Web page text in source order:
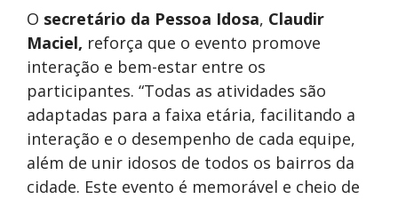
O secretário da Pessoa Idosa, Claudir
Maciel, reforça que o evento promove
interação e bem-estar entre os
participantes. “Todas as atividades são
adaptadas para a faixa etária, facilitando a
interação e o desempenho de cada equipe,
além de unir idosos de todos os bairros da
cidade. Este evento é memorável e cheio de